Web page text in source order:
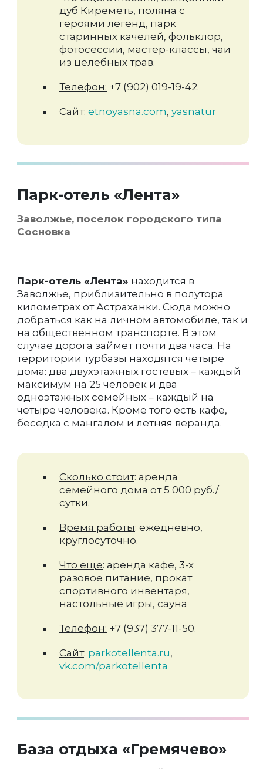
дуб Киреметь, поляна с
героями легенд, парк
старинных качелей, фольклор,
фотосессии, мастер-классы, чаи
из целебных трав.
Телефон: +7 (902) 019-19-42.
Сайт: etnoyasna.com, yasnatur
Парк-отель «Лента»
Заволжье, поселок городского типа
Сосновка
Парк-отель «Лента» находится в
Заволжье, приблизительно в полутора
километрах от Астраханки. Сюда можно
добраться как на личном автомобиле, так и
на общественном транспорте. В этом
случае дорога займет почти два часа. На
территории турбазы находятся четыре
дома: два двухэтажных гостевых – каждый
максимум на 25 человек и два
одноэтажных семейных – каждый на
четыре человека. Кроме того есть кафе,
беседка с мангалом и летняя веранда.
Сколько стоит: аренда
семейного дома от 5 000 руб./
сутки.
Время работы: ежедневно,
круглосуточно.
Что еще: аренда кафе, 3-х
разовое питание, прокат
спортивного инвентаря,
настольные игры, сауна
Телефон: +7 (937) 377-11-50.
Сайт: parkotellenta.ru,
vk.com/parkotellenta
База отдыха «Гремячево»